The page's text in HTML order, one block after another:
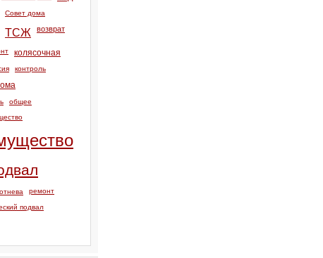
Совет дома
ТСЖ возврат
колясочная
контроль
общее
ремонт
подвал